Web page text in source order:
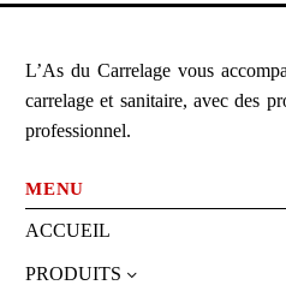
L’As du Carrelage vous
carrelage et sanitaire, avec des
professionnel.
MENU
ACCUEIL
PRODUITS